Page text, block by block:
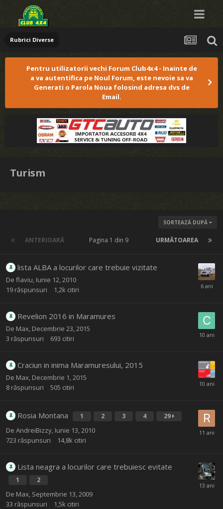
Rubrici Diverse
Pentru utilizatorii vechi Forum Club4x4 - Inainte de
a va autentifica pe Noul Forum, este nevoie sa va
Generati o Parola Noua folosind adresa dvs de
Email.
Turism
SORTEAZĂ DUPĂ
ANTERIOARĂ URMĂTOAREA
Pagina 1 din 9
lista ALBA a locurilor care trebuie vizitate
De flaviu Iunie 12, 2010
19 răspunsuri 1,2k citiri
Revelion 2016 in Maramures
De Max Decembrie 23, 2015
3 răspunsuri 693 citiri
Craciun in inima Maramuresului, 2015
De Max Decembrie 1, 2015
8 răspunsuri 505 citiri
Rosia Montana 1 2 3 4 29
De AndreiBizzy Iunie 13, 2010
723 răspunsuri 14,8k citiri
Lista neagra a locurilor care trebuiesc evitate
1 2
De Max Septembrie 13, 2009
33 răspunsuri 1,5k citiri